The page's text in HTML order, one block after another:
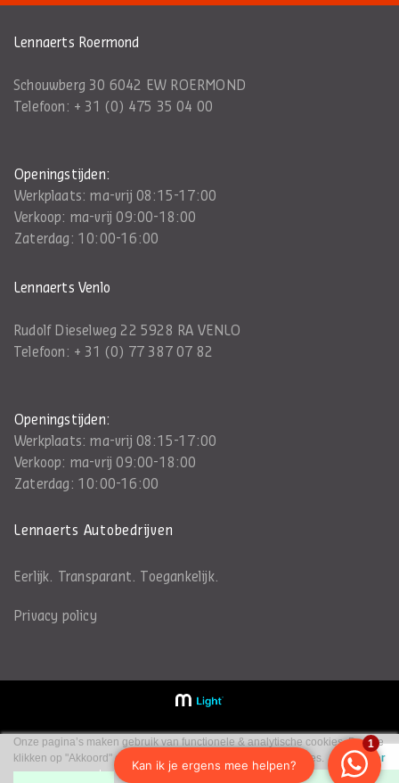
Lennaerts Roermond
Schouwberg 30 6042 EW ROERMOND
Telefoon: + 31 (0) 475 35 04 00
Openingstijden:
Werkplaats: ma-vrij 08:15-17:00
Verkoop: ma-vrij 09:00-18:00
Zaterdag: 10:00-16:00
Lennaerts Venlo
Rudolf Dieselweg 22 5928 RA VENLO
Telefoon: + 31 (0) 77 387 07 82
Openingstijden:
Werkplaats: ma-vrij 08:15-17:00
Verkoop: ma-vrij 09:00-18:00
Zaterdag: 10:00-16:00
Lennaerts Autobedrijven
Eerlijk. Transparant. Toegankelijk.
Privacy policy
Onze pagina’s maken gebruik van functionele & analytische cookies. Door te
klikken op "Akkoord" ga je akkoord met ons gebruik van cookies.
Lees meer